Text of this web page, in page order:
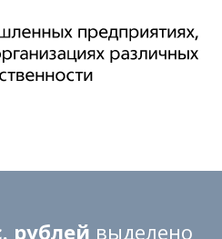
рублей выделено